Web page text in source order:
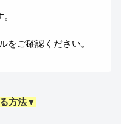
をご確認ください。
方法▼